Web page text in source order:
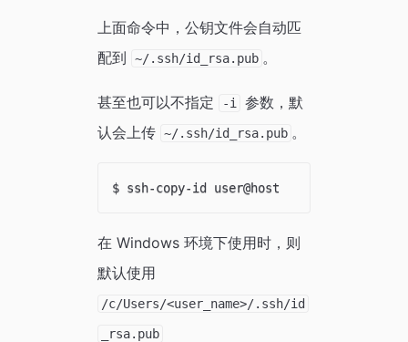
上面命令中，公钥文件会自动匹
配到
~/.ssh/id_rsa.pub 。
甚至也可以不指定 -i
参数，默
认会上传 ~/.ssh/id_rsa.pub 。
在 Windows 环境下使用时，则
默认使用
/c/Users/<user_name>/.ssh/id
_rsa.pub